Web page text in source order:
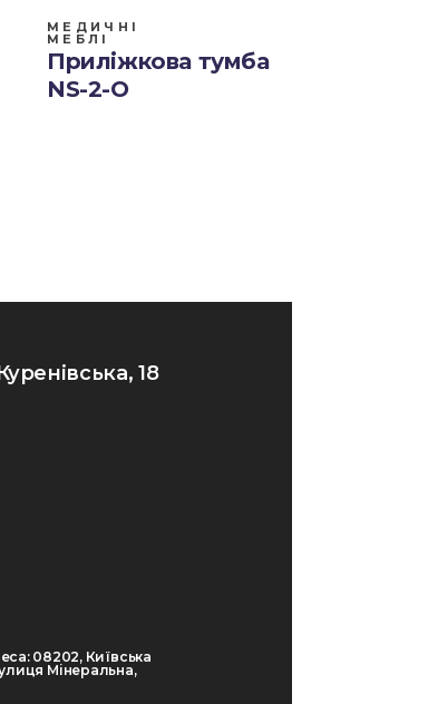
МЕДИЧНІ
МЕБЛІ
Приліжкова тумба
NS-2-О
18
08202, Київська
Мінеральна,